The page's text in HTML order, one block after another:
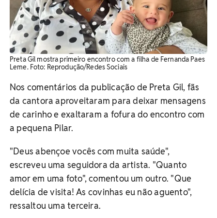
Preta Gil mostra primeiro encontro com a filha de Fernanda Paes
Leme. Foto: Reprodução/Redes Sociais
Nos comentários da publicação de Preta Gil, fãs
da cantora aproveitaram para deixar mensagens
de carinho e exaltaram a fofura do encontro com
a pequena Pilar.
"Deus abençoe vocês com muita saúde",
escreveu uma seguidora da artista. "Quanto
amor em uma foto", comentou um outro. "Que
delícia de visita! As covinhas eu não aguento",
ressaltou uma terceira.